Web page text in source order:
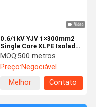
0.6/1kV YJV 1×300mm2
Single Core XLPE Isolado
PVC envelopado cabo de
alimentação IEC 60228,
IEC 60502-1
((CU/XLPE/PVC)
MOQ:500 metros
Preço:Negociável
Melhor
Contato